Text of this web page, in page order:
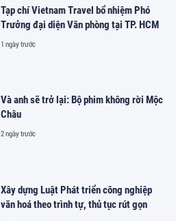
Tạp chí Vietnam Travel bổ nhiệm Phó
Trưởng đại diện Văn phòng tại TP. HCM
1 ngày trước
Và anh sẽ trở lại: Bộ phim không rời Mộc
Châu
2 ngày trước
Xây dựng Luật Phát triển công nghiệp
văn hoá theo trình tự, thủ tục rút gọn